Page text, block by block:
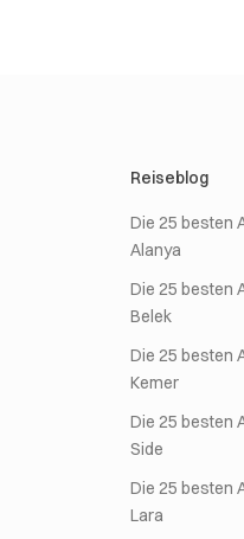
Reiseblog
Die 25 besten
Alanya
Die 25 besten
Belek
Die 25 besten
Kemer
Die 25 besten
Side
Die 25 besten
Lara